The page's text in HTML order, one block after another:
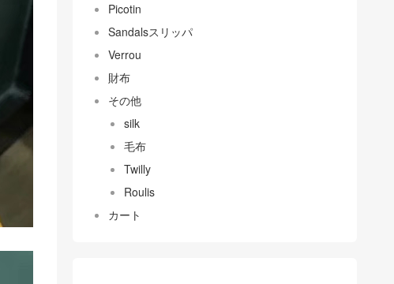
Picotin
Sandalsスリッパ
Verrou
財布
その他
silk
毛布
Twilly
Roulis
カート